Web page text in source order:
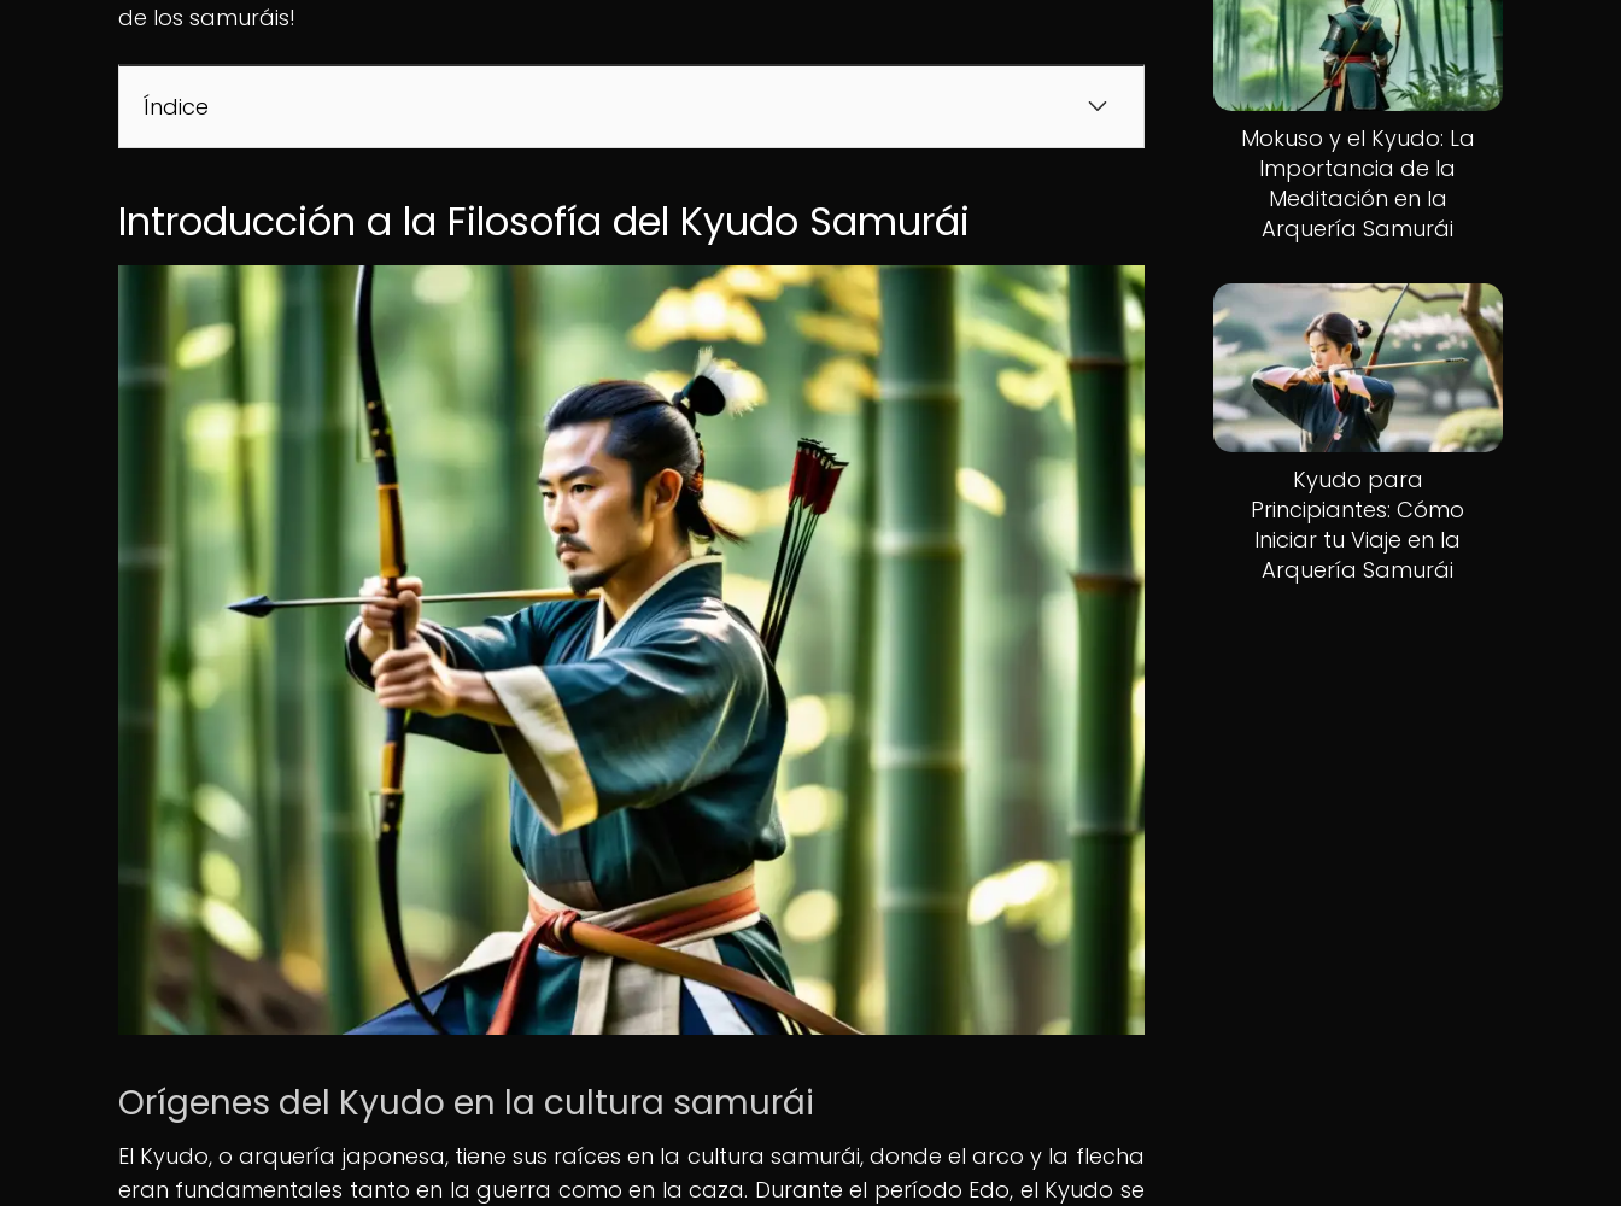
de los samuráis!
Índice
Introducción a la Filosofía del Kyudo Samurái
Orígenes del Kyudo en la cultura samurái
El Kyudo, o arquería japonesa, tiene sus raíces en la cultura samurái, donde el arco y la flecha
eran fundamentales tanto en la guerra como en la caza. Durante el período Edo, el Kyudo se
Mokuso y el Kyudo: La
Importancia de la
Meditación en la
Arquería Samurái
Kyudo para
Principiantes: Cómo
Iniciar tu Viaje en la
Arquería Samurái